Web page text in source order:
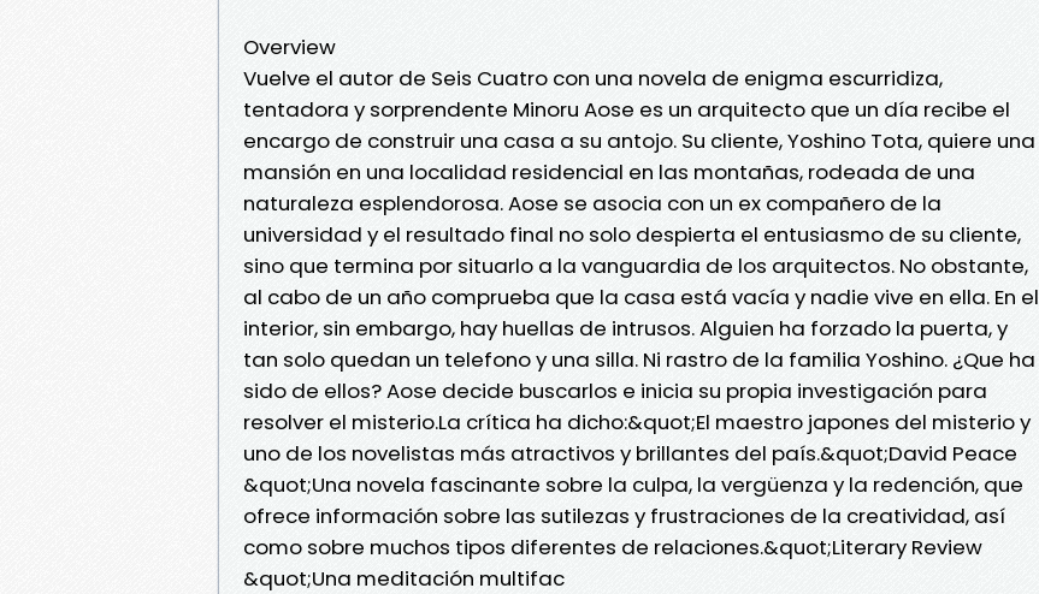
Overview
Vuelve el autor de Seis Cuatro con una novela de enigma escurridiza,
tentadora y sorprendente Minoru Aose es un arquitecto que un día recibe el
encargo de construir una casa a su antojo. Su cliente, Yoshino Tota, quiere una
mansión en una localidad residencial en las montañas, rodeada de una
naturaleza esplendorosa. Aose se asocia con un ex compañero de la
universidad y el resultado final no solo despierta el entusiasmo de su cliente,
sino que termina por situarlo a la vanguardia de los arquitectos. No obstante,
al cabo de un año comprueba que la casa está vacía y nadie vive en ella. En el
interior, sin embargo, hay huellas de intrusos. Alguien ha forzado la puerta, y
tan solo quedan un telefono y una silla. Ni rastro de la familia Yoshino. ¿Que ha
sido de ellos? Aose decide buscarlos e inicia su propia investigación para
resolver el misterio.La crítica ha dicho:&quot;El maestro japones del misterio y
uno de los novelistas más atractivos y brillantes del país.&quot;David Peace
&quot;Una novela fascinante sobre la culpa, la vergüenza y la redención, que
ofrece información sobre las sutilezas y frustraciones de la creatividad, así
como sobre muchos tipos diferentes de relaciones.&quot;Literary Review
&quot;Una meditación multifac